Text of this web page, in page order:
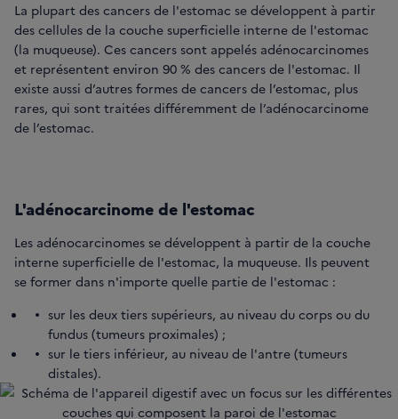
La plupart des cancers de l'estomac se développent à partir
des cellules de la couche superficielle interne de l'estomac
(la muqueuse). Ces cancers sont appelés adénocarcinomes
et représentent environ 90 % des cancers de l'estomac. Il
existe aussi d’autres formes de cancers de l’estomac, plus
rares, qui sont traitées différemment de l’adénocarcinome
de l’estomac.
L'adénocarcinome de l'estomac
Les adénocarcinomes se développent à partir de la couche
interne superficielle de l'estomac, la muqueuse. Ils peuvent
se former dans n'importe quelle partie de l'estomac :
sur les deux tiers supérieurs, au niveau du corps ou du
fundus (tumeurs proximales) ;
sur le tiers inférieur, au niveau de l'antre (tumeurs
distales).